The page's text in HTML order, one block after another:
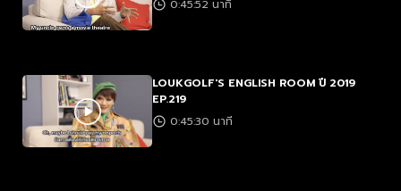
0:45:52 นาที
LOUKGOLF'S ENGLISH ROOM ปี 2019
EP.219
0:45:30 นาที